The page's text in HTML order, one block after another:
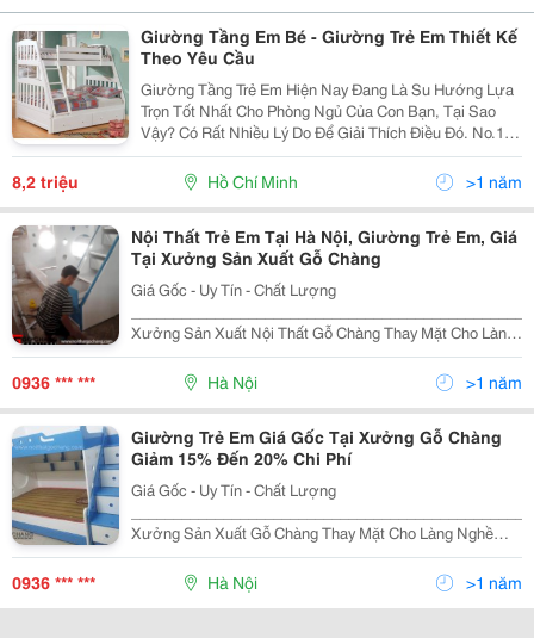
Giường Tầng Em Bé - Giường Trẻ Em Thiết Kế
Theo Yêu Cầu
Giường Tầng Trẻ Em Hiện Nay Đang Là Su Hướng Lựa
Trọn Tốt Nhất Cho Phòng Ngủ Của Con Bạn, Tại Sao
Vậy? Có Rất Nhiều Lý Do Để Giải Thích Điều Đó. No.1:
Giường Tầng Trẻ Em Đa Năng Tiết Kiệm Tối Đa Không
Gian Phòng Ngủ Của Con Bạn. Trong Thời Điểm Hi
8,2 triệu Hồ Chí Minh >1 năm
Nội Thất Trẻ Em Tại Hà Nội, Giường Trẻ Em, Giá
Tại Xưởng Sản Xuất Gỗ Chàng
Giá Gốc - Uy Tín - Chất Lượng
Xưởng Sản Xuất Nội Thất Gỗ Chàng Thay Mặt Cho Làng
Nghề Truyền Thống, Gửi Lời Chào Đến Tất Cả Khách
Hàng. Cảm Ơn Quý Khách Đã Quan Tâm Và Luôn Đồng
0936 *** *** Hà Nội >1 năm
Giường Trẻ Em Giá Gốc Tại Xưởng Gỗ Chàng
Giảm 15% Đến 20% Chi Phí
Giá Gốc - Uy Tín - Chất Lượng
Xưởng Sản Xuất Gỗ Chàng Thay Mặt Cho Làng Nghề
Truyền Thống Gỗ Chàng Sơn Gửi Lời Chào Đến Tất Cả
Khách Hàng. Cảm Ơn Quý Khách Đã Quan Tâm Và Luôn
Đồng Hàn
0936 *** *** Hà Nội >1 năm